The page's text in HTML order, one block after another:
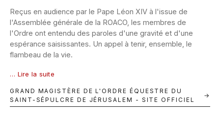
Reçus en audience par le Pape Léon XIV à l'issue de
l'Assemblée générale de la ROACO, les membres de
l'Ordre ont entendu des paroles d'une gravité et d'une
espérance saisissantes. Un appel à tenir, ensemble, le
flambeau de la vie.
… Lire la suite
GRAND MAGISTÈRE DE L'ORDRE ÉQUESTRE DU
SAINT-SÉPULCRE DE JÉRUSALEM - SITE OFFICIEL
→